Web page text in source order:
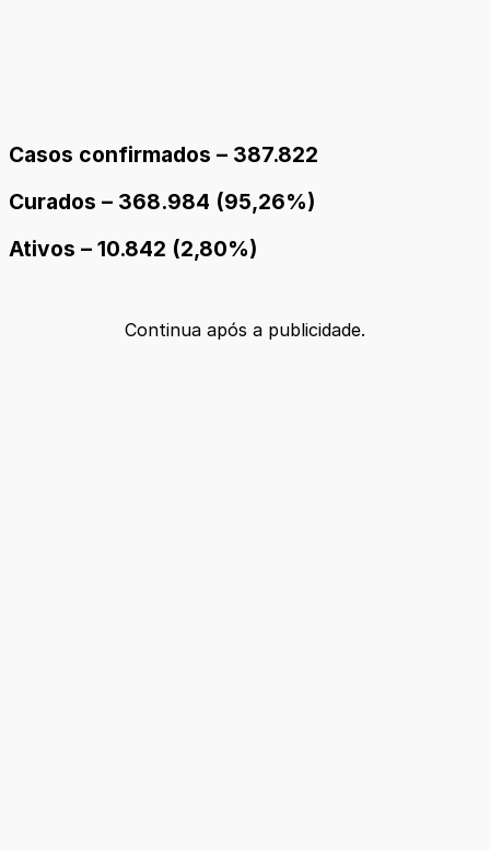
Casos confirmados – 387.822
Curados – 368.984 (95,26%)
Ativos – 10.842 (2,80%)
Continua após a publicidade.